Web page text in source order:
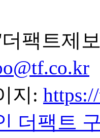
팩트제
지:
더팩트